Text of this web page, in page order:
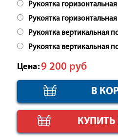
Рукоятка
Рукоятка
Рукоятка вертикальная
Рукоятка вертикальная
Цена:9 200 руб
КУПИТЬ